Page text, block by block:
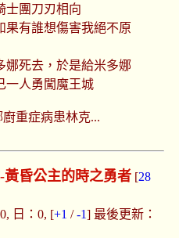
士團刀刃相向
果有誰想傷害我絕不原
娜死去，於是給米多娜
一人勇闖魔王城
重症病患林克...
黃昏公主的時之勇者[28
日：0, [+1 /-1] 最後更新：